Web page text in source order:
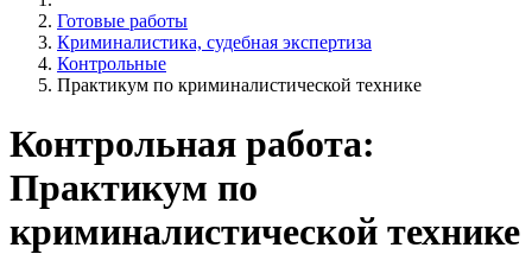
Готовые работы
Криминалистика, судебная экспертиза
Контрольные
Практикум по криминалистической технике
Контрольная работа:
Практикум по
криминалистической технике